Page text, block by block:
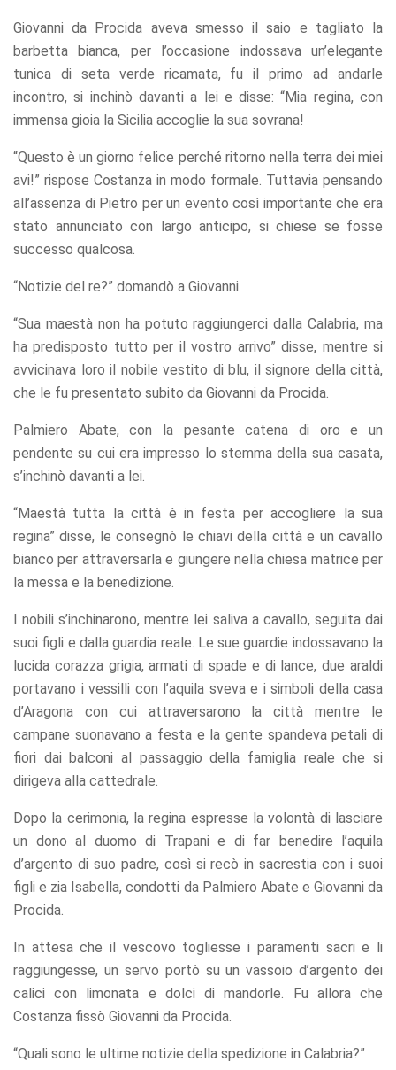
Giovanni da Procida aveva smesso il saio e tagliato la
barbetta bianca, per l’occasione indossava un’elegante
tunica di seta verde ricamata, fu il primo ad andarle
incontro, si inchinò davanti a lei e disse: “Mia regina, con
immensa gioia la Sicilia accoglie la sua sovrana!
“Questo è un giorno felice perché ritorno nella terra dei miei
avi!” rispose Costanza in modo formale. Tuttavia pensando
all’assenza di Pietro per un evento così importante che era
stato annunciato con largo anticipo, si chiese se fosse
successo qualcosa.
“Notizie del re?” domandò a Giovanni.
“Sua maestà non ha potuto raggiungerci dalla Calabria, ma
ha predisposto tutto per il vostro arrivo” disse, mentre si
avvicinava loro il nobile vestito di blu, il signore della città,
che le fu presentato subito da Giovanni da Procida.
Palmiero Abate, con la pesante catena di oro e un
pendente su cui era impresso lo stemma della sua casata,
s’inchinò davanti a lei.
“Maestà tutta la città è in festa per accogliere la sua
regina” disse, le consegnò le chiavi della città e un cavallo
bianco per attraversarla e giungere nella chiesa matrice per
la messa e la benedizione.
I nobili s’inchinarono, mentre lei saliva a cavallo, seguita dai
suoi figli e dalla guardia reale. Le sue guardie indossavano la
lucida corazza grigia, armati di spade e di lance, due araldi
portavano i vessilli con l’aquila sveva e i simboli della casa
d’Aragona con cui attraversarono la città mentre le
campane suonavano a festa e la gente spandeva petali di
fiori dai balconi al passaggio della famiglia reale che si
dirigeva alla cattedrale.
Dopo la cerimonia, la regina espresse la volontà di lasciare
un dono al duomo di Trapani e di far benedire l’aquila
d’argento di suo padre, così si recò in sacrestia con i suoi
figli e zia Isabella, condotti da Palmiero Abate e Giovanni da
Procida.
In attesa che il vescovo togliesse i paramenti sacri e li
raggiungesse, un servo portò su un vassoio d’argento dei
calici con limonata e dolci di mandorle. Fu allora che
Costanza fissò Giovanni da Procida.
“Quali sono le ultime notizie della spedizione in Calabria?”